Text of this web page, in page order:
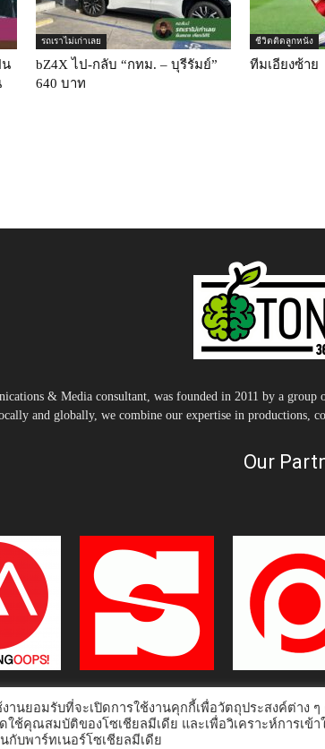
น
รถเราไม่เก่าเลย
bZ4X ไป-กลับ “กทม. – บุรีรัมย์”
640 บาท
ชีวิตติดลูกหนัง
ทีมเอียงซ้าย
& Media consultant, was founded in 2011 by a group
and globally, we combine our expertise in productions,
Our
ยอมรับที่จะเปิดการใช้งานคุกกี้เพื่อวัตถุประสงค์ต่าง ๆ
ใช้คุณสมบัติของโซเชียลมีเดีย และเพื่อวิเคราะห์การเข้
บพาร์ทเนอร์โซเชียลมีเดีย